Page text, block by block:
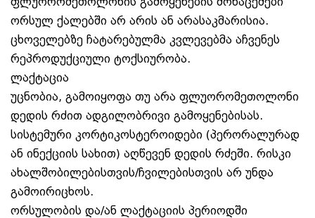
ორსულ ქალებში არ არის ან არასაკმარისია.
ცხოველებზე ჩატარებულმა კვლევებმა აჩვენეს
რეპროდუქციული ტოქსიურობა.
ლაქტაცია
უცნობია, გამოიყოფა თუ არა ფლუორომეთოლონი
დედის რძით ადგილობრივი გამოყენებისას.
სისტემური კორტიკოსტეროიდები (პერორალურად
ან ინექციის სახით) აღწევენ დედის რძეში. რისკი
ახალშობილებისთვის/ჩვილებისთვის არ უნდა
გამოირიცხოს.
ორსულობის და/ან ლაქტაციის პერიოდში